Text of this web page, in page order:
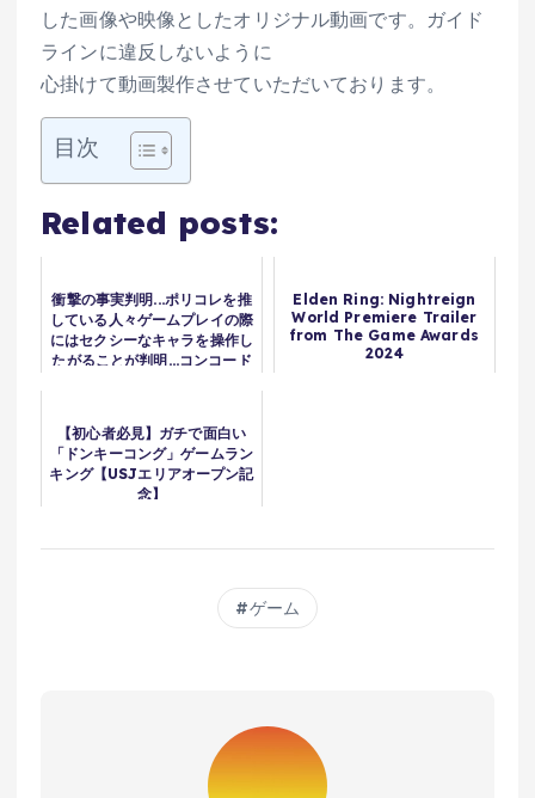
した画像や映像としたオリジナル動画です。ガイド
ラインに違反しないように
心掛けて動画製作させていただいております。
目次
Related posts:
衝撃の事実判明...ポリコレを推
している人々ゲームプレイの際
にはセクシーなキャラを操作し
たがることが判明...コンコード
けるのか？
Elden Ring: Nightreign
World Premiere Trailer
from The Game Awards
2024
【初心者必見】ガチで面白い
「ドンキーコング」ゲームラン
キング【USJエリアオープン記
念】
ゲーム